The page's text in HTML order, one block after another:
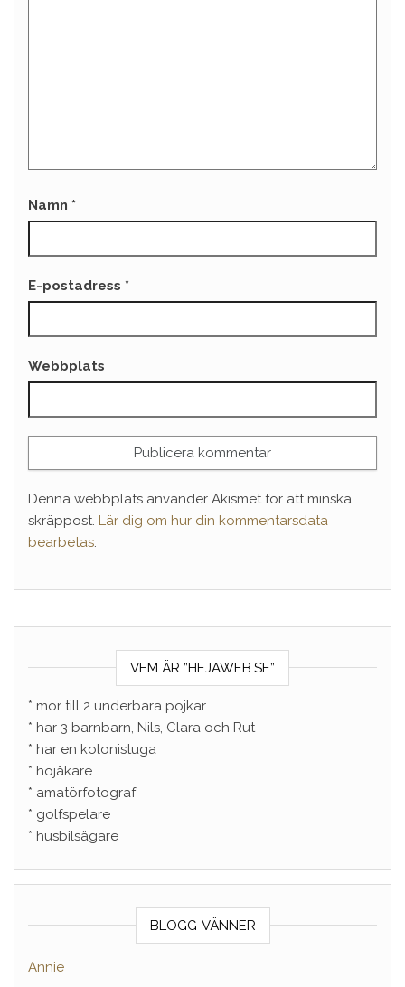
Namn *
E-postadress *
Webbplats
Denna webbplats använder Akismet för att minska
skräppost. Lär dig om hur din kommentarsdata
bearbetas
VEM ÄR ”HEJAWEB.SE”
* mor till 2 underbara pojkar
* har 3 barnbarn, Nils, Clara och Rut
* har en kolonistuga
* hojåkare
* amatörfotograf
* golfspelare
* husbilsägare
BLOGG-VÄNNER
Annie